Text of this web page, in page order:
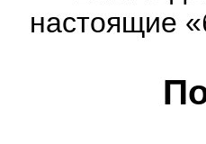
настоящие